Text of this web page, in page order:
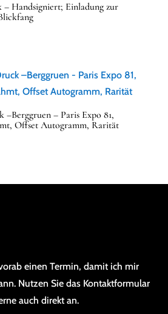
– Handsigniert; Einladung zur
–Berggruen – Paris Expo 81,
Offset Autogramm, Rarität
einen Termin, damit ich mir
Nutzen Sie das Kontaktformular
auch direkt an.